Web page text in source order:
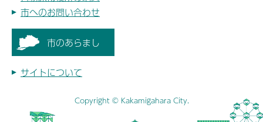
市へのお問い合わせ
市のあらまし
サイトについて
Copyright © Kakamigahara City.